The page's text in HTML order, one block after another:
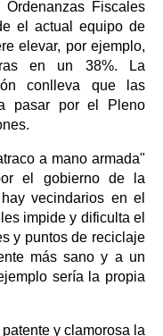
Fiscales
el actual equipo de
elevar, por ejemplo,
en un 38%. La
conlleva que las
pasar por el Pleno
a mano armada"
el gobierno de la
vecindarios en el
impide y dificulta el
y puntos de reciclaje
más sano y a un
sería la propia
y clamorosa la